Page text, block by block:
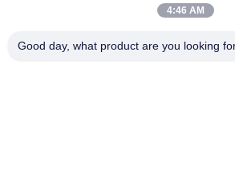
4:46 AM
Good day, what product are you looking